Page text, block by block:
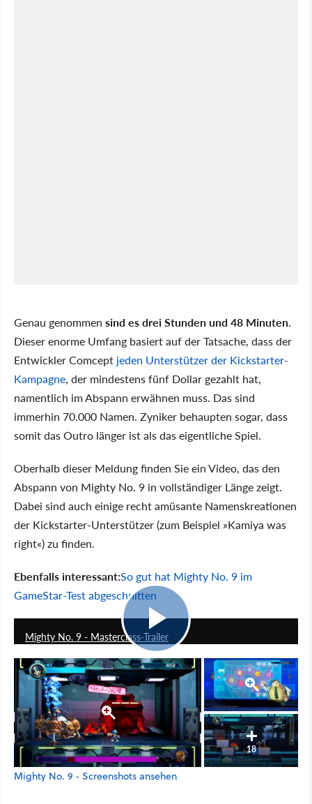
Genau genommen sind es drei Stunden und 48 Minuten.
Dieser enorme Umfang basiert auf der Tatsache, dass der
Entwickler Comcept jeden Unterstützer der Kickstarter-
Kampagne, der mindestens fünf Dollar gezahlt hat,
namentlich im Abspann erwähnen muss. Das sind
immerhin 70.000 Namen. Zyniker behaupten sogar, dass
somit das Outro länger ist als das eigentliche Spiel.
Oberhalb dieser Meldung finden Sie ein Video, das den
Abspann von Mighty No. 9 in vollständiger Länge zeigt.
Dabei sind auch einige recht amüsante Namenskreationen
der Kickstarter-Unterstützer (zum Beispiel »Kamiya was
right«) zu finden.
Ebenfalls interessant:So gut hat Mighty No. 9 im
GameStar-Test abgeschnitten
Mighty No. 9 - Masterclass-Trailer
18
Mighty No. 9 - Screenshots ansehen